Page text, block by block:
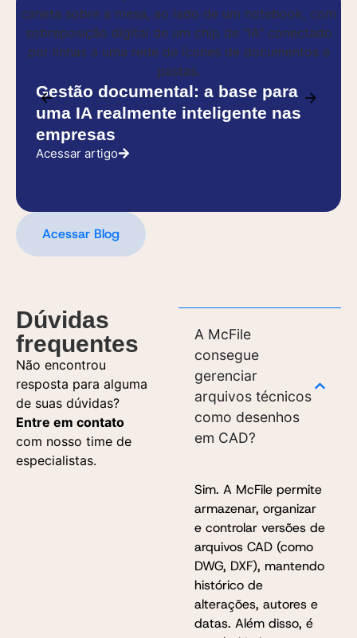
Gestão documental: a base para
uma IA realmente inteligente nas
empresas
Acessar artigo
Acessar Blog
Dúvidas
frequentes
Não encontrou
resposta para alguma
de suas dúvidas?
Entre em contato
com nosso time de
especialistas.
A McFile
consegue
gerenciar
arquivos técnicos
como desenhos
em CAD?
Sim. A McFile permite
armazenar, organizar
e controlar versões de
arquivos CAD (como
DWG, DXF), mantendo
histórico de
alterações, autores e
datas. Além disso, é